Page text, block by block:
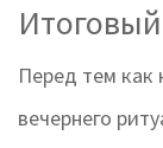
Перед тем как
вечернего